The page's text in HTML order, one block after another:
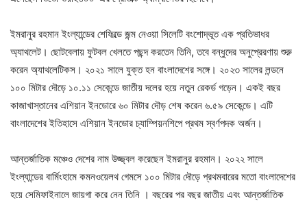
ইমরানুর রহমান ইংল্যান্ডের শেফিল্ডে জন্ম নেওয়া সিলেটি বংশোদ্ভূত এক প্রতিভাধর
অ্যাথলেট। ছোটবেলায় ফুটবল খেলতে পছন্দ করতেন তিনি, তবে বন্ধুদের অনুপ্রেরণায় শুরু
করেন অ্যাথলেটিকস। ২০২১ সালে যুক্ত হন বাংলাদেশের সঙ্গে। ২০২৩ সালের লন্ডনে
১০০ মিটার দৌড়ে ১০.১১ সেকেন্ডে জাতীয় দলের হয়ে নতুন রেকর্ড গড়েন। একই বছর
কাজাখাস্তানের এশিয়ান ইনডোরে ৬০ মিটার দৌড় শেষ করেন ৬.৫৯ সেকেন্ডে। এটি
বাংলাদেশের ইতিহাসে এশিয়ান ইনডোর চ্যাম্পিয়নশিপে প্রথম স্বর্ণপদক অর্জন।
আন্তর্জাতিক মঞ্চেও দেশের নাম উজ্জ্বল করেছেন ইমরানুর রহমান। ২০২২ সালে
ইংল্যান্ডের বার্মিংহামে কমনওয়েলথ গেমসে ১০০ মিটার দৌড়ে প্রথমবারের মতো বাংলাদেশের
হয়ে সেমিফাইনালে জায়গা করে নেন তিনি । বছরের পর বছর জাতীয় এবং আন্তর্জাতিক